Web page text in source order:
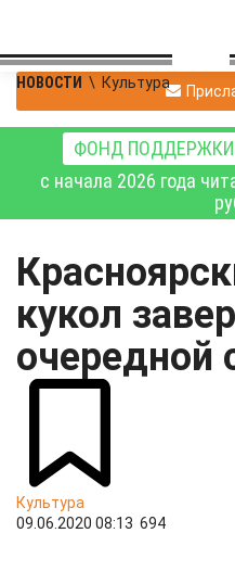
НОВОСТИ \ Культура
ФОНД ПОДДЕРЖКИ
с начала 2026 года
кукол
очередной
Культура
09.06.2020 08:13 694